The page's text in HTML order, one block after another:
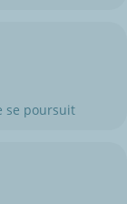
se poursuit